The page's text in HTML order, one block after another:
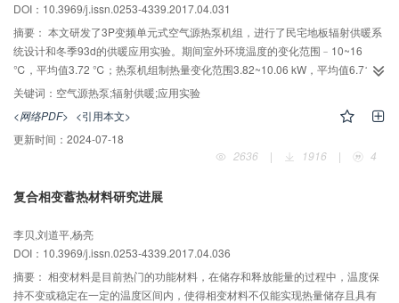
DOI：10.3969/j.issn.0253-4339.2017.04.031
摘要： 本文研发了3P变频单元式空气源热泵机组，进行了民宅地板辐射供暖系
统设计和冬季93d的供暖应用实验。期间室外环境温度的变化范围﹣10~16
℃，平均值3.72 ℃；热泵机组制热量变化范围3.82~10.06 kW，平均值6.71
kW；热泵压缩机的吸/排气压力的平均值为0.55 MPa/2.28 MPa，压缩比小；
EER变化范围2.32~4.71，平均值3.46，能效较高。测试了室内0.1、1、1.5、2
m高度处的温度，平均值分别为20.48、19.26、18.75、18.01 ℃，呈现相对稳
定的下暖上凉的温度场。进行了最暖、最冷2个典型气象日热泵系统运行性能的
对比分析，两日室外的平均温差为17.21 ℃，最暖日制热量和EER分别是最冷
和舒适性。与城市集中供暖及燃气锅炉供暖相比，运行费用分别降低39.82%、
关键词： 空气源热泵;辐射供暖;应用实验
<网络PDF> <引用本文>
更新时间： 2024-07-18
2636
| 1916 | 4
复合相变蓄热材料研究进展
李贝,刘道平,杨亮
DOI：10.3969/j.issn.0253-4339.2017.04.036
摘要： 相变材料是目前热门的功能材料，在储存和释放能量的过程中，温度保
持不变或稳定在一定的温度区间内，使得相变材料不仅能实现热量储存且具有